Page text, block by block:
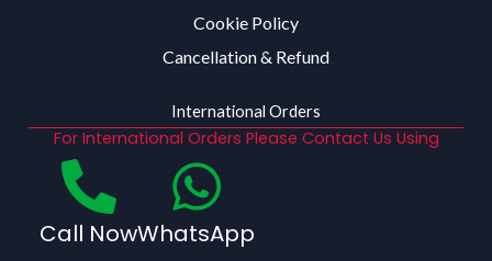
Cookie Policy
Cancellation & Refund
International Orders
For International Orders Please Contact Us Using
Call NowWhatsApp